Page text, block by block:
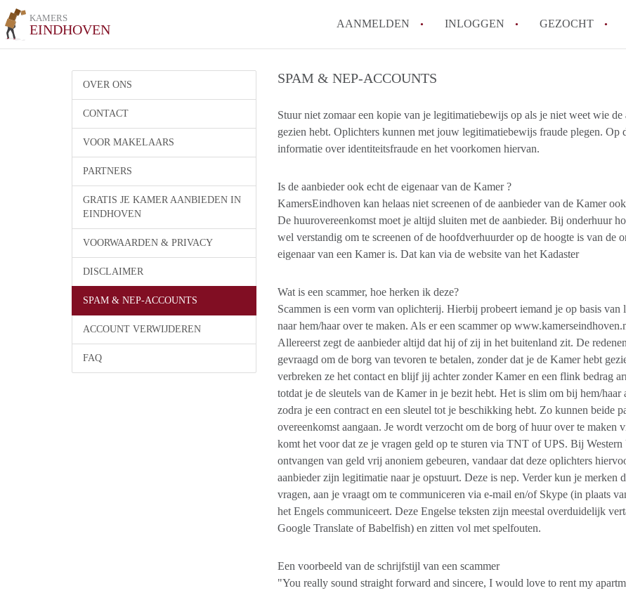
KAMERS
EINDHOVEN AANMELDEN INLOGGEN GEZOCHT
Hoeveel kost het om te
Wat is de privacyverklaring
Berekent KamersEindhoven
OVER ONS
CONTACT
VOOR MAKELAARS
PARTNERS
GRATIS JE KAMER AANBIEDEN IN
EINDHOVEN
VOORWAARDEN & PRIVACY
DISCLAIMER
SPAM & NEP-ACCOUNTS
ACCOUNT VERWIJDEREN
FAQ
SPAM & NEP-ACCOUNTS
Stuur niet zomaar een kopie van je legitimatiebewijs op als je niet weet wie
gezien hebt. Oplichters kunnen met jouw legitimatiebewijs fraude plegen. Op
informatie over identiteitsfraude en het voorkomen hiervan.
Is de aanbieder ook echt de eigenaar van de Kamer ?
KamersEindhoven kan helaas niet screenen of de aanbieder van de Kamer
De huurovereenkomst moet je altijd sluiten met de aanbieder. Bij onderhuur
wel verstandig om te screenen of de hoofdverhuurder op de hoogte is van de
eigenaar van een Kamer is. Dat kan via de website van het Kadaster
Wat is een scammer, hoe herken ik deze?
Scammen is een vorm van oplichterij. Hierbij probeert iemand je op basis van
naar hem/haar over te maken. Als er een scammer op
Allereerst zegt de aanbieder altijd dat hij of zij in het buitenland zit. De
gevraagd om de borg van tevoren te betalen, zonder dat je de Kamer hebt
verbreken ze het contact en blijf jij achter zonder Kamer en een flink bedrag
totdat je de sleutels van de Kamer in je bezit hebt. Het is slim om bij hem/haar
zodra je een contract en een sleutel tot je beschikking hebt. Zo kunnen beide
overeenkomst aangaan. Je wordt verzocht om de borg of huur over te
komt het voor dat ze je vragen geld op te sturen via TNT of UPS. Bij
ontvangen van geld vrij anoniem gebeuren, vandaar dat deze oplichters
aanbieder zijn legitimatie naar je opstuurt. Deze is nep. Verder kun je merken
vragen, aan je vraagt om te communiceren via e-mail en/of Skype (in plaats
het Engels communiceert. Deze Engelse teksten zijn meestal overduidelijk
Google Translate of Babelfish) en zitten vol met spelfouten.
Een voorbeeld van de schrijfstijl van een scammer
"You really sound straight forward and sincere, I would love to rent my